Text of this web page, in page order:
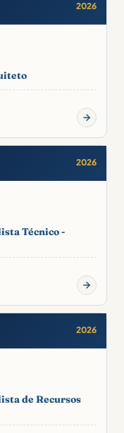
2026
2026
Técnico -
2026
de Recursos